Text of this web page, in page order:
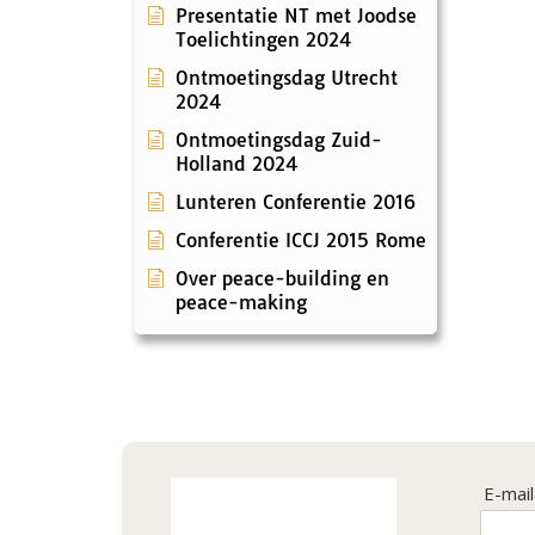
Presentatie NT met Joodse
Toelichtingen 2024
Ontmoetingsdag Utrecht
2024
Ontmoetingsdag Zuid-
Holland 2024
Lunteren Conferentie 2016
Conferentie ICCJ 2015 Rome
Over peace-building en
peace-making
E-